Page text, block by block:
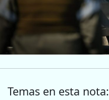
Temas en esta nota: